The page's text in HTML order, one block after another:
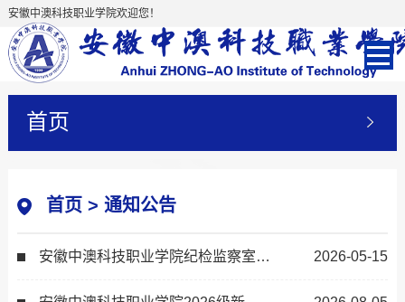
安徽中澳科技职业学院欢迎您！
首页
首页 > 通知公告
安徽中澳科技职业学院纪检监察室举报信箱 2026-05-15